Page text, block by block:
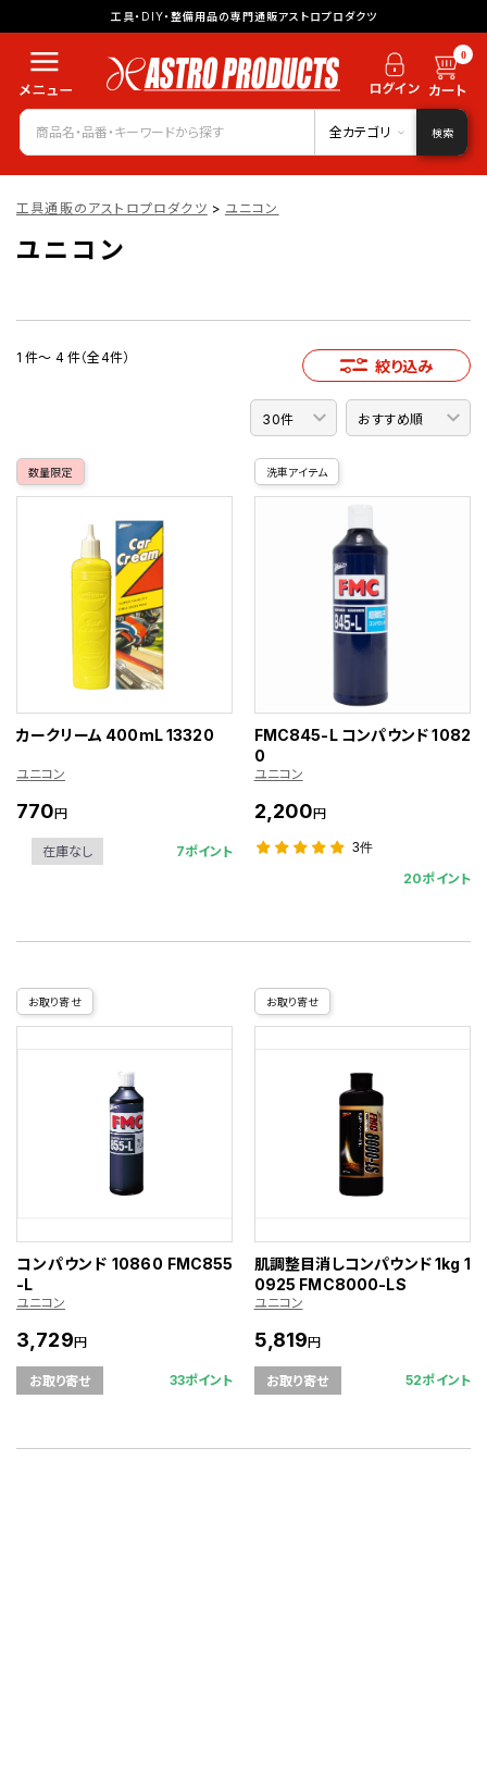
工具・DIY・整備用品の専門通販アストロプロダクツ
0
全カテゴリ 検索
工具通販のアストロプロダクツ > ユニコン
ユニコン
1 件～ 4 件（全4件） 絞り込み
数量限定
カークリーム 400mL 13320
ユニコン
770円
在庫なし 7ポイント
洗車アイテム
FMC845-L コンパウンド 1082
0
ユニコン
2,200円
3件
20ポイント
お取り寄せ
コンパウンド 10860 FMC855
-L
ユニコン
3,729円
お取り寄せ 33ポイント
お取り寄せ
肌調整目消しコンパウンド 1kg 1
0925 FMC8000-LS
ユニコン
5,819円
お取り寄せ 52ポイント